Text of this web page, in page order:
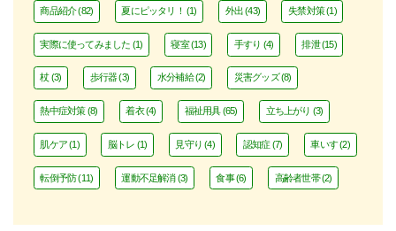
商品紹介(82) 夏にピッタリ！ (1) 外出(43) 失禁対策(1)
実際に使ってみました (1) 寝室(13) 手すり (4) 排泄(15)
杖(3) 歩行器(3) 水分補給(2) 災害グッズ(8)
熱中症対策(8) 着衣(4) 福祉用具(65) 立ち上がり (3)
肌ケア(1) 脳トレ (1) 見守り (4) 認知症(7) 車いす(2)
転倒予防(11) 運動不足解消(3) 食事(6) 高齢者世帯(2)